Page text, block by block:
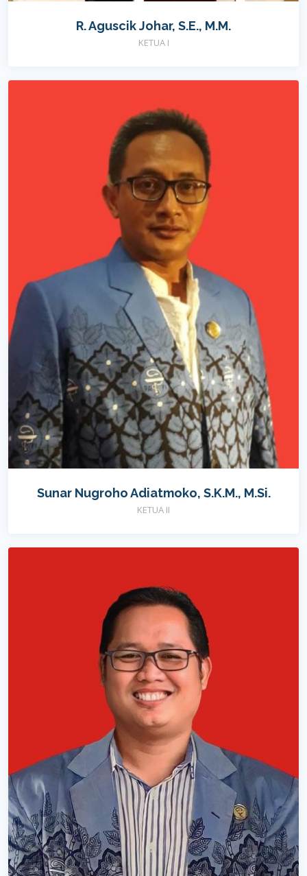
R. Aguscik Johar, S.E., M.M.
KETUA I
Sunar Nugroho Adiatmoko, S.K.M., M.Si.
KETUA II